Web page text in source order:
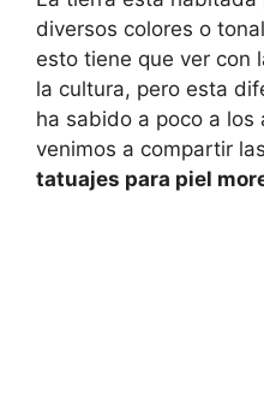
diversos colores o
esto tiene que ver con
la cultura, pero esta
ha sabido a poco a
venimos a compartir
tatuajes para piel